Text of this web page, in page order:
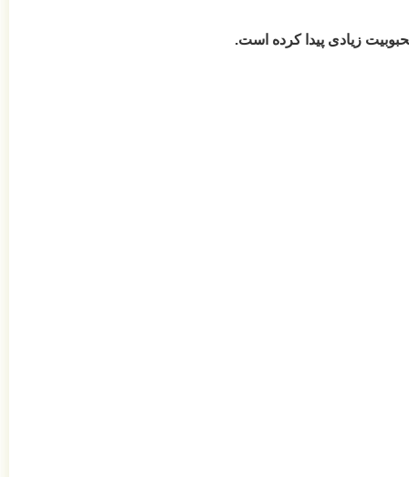
زیادی پیدا کرده است.